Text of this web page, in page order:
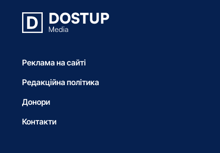
Реклама на сайті
Редакційна політика
Донори
Контакти